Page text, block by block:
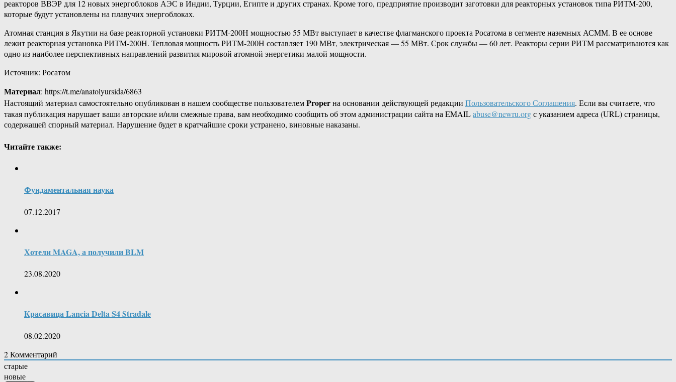
реакторов ВВЭР для 12 новых энергоблоков АЭС в Индии, Турции, Египте и других странах. Кроме того, предприятие производит заготовки для реакторных установок типа РИТМ-200,
которые будут установлены на плавучих энергоблоках.
Атомная станция в Якутии на базе реакторной установки РИТМ-200Н мощностью 55 МВт выступает в качестве флагманского проекта Росатома в сегменте наземных АСММ. В ее основе
лежит реакторная установка РИТМ-200Н. Тепловая мощность РИТМ-200Н составляет 190 МВт, электрическая — 55 МВт. Срок службы — 60 лет. Реакторы серии РИТМ рассматриваются как
одно из наиболее перспективных направлений развития мировой атомной энергетики малой мощности.
Источник: Росатом
Материал: https://t.me/anatolyursida/6863
Настоящий материал самостоятельно опубликован в нашем сообществе пользователемProperна основании действующей редакции Пользовательского Соглашения. Если вы считаете, что
такая публикация нарушает ваши авторские и/или смежные права, вам необходимо сообщить об этом администрации сайта на EMAILabuse@newru.orgс указанием адреса (URL) страницы,
содержащей спорный материал. Нарушение будет в кратчайшие сроки устранено, виновные наказаны.
Читайте также:
Фундаментальная наука
07.12.2017
Хотели MAGA, а получили BLM
23.08.2020
Красавица Lancia Delta S4 Stradale
08.02.2020
2Комментарий
старые
новые